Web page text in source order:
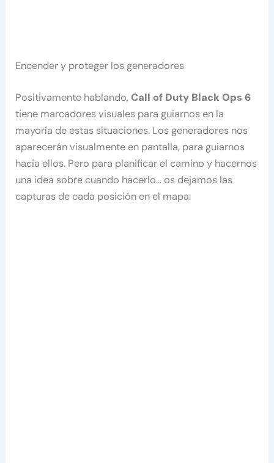
Encender y proteger los generadores
Positivamente hablando,Call of Duty Black Ops 6
tiene marcadores visuales para guiarnos en la
mayoría de estas situaciones. Los generadores nos
aparecerán visualmente en pantalla, para guiarnos
hacia ellos. Pero para planificar el camino y hacernos
una idea sobre cuando hacerlo… os dejamos las
capturas de cada posición en el mapa: